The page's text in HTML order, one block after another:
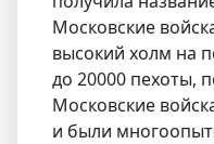
Московские
высокий холм на
до 20000 пехоты,
Московские
и были